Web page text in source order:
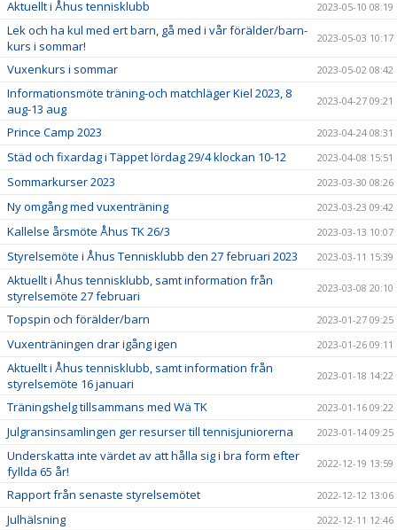
Aktuellt i Åhus tennisklubb 2023-05-10 08:19
Lek och ha kul med ert barn, gå med i vår förälder/barn-
kurs i sommar!
2023-05-03 10:17
Vuxenkurs i sommar 2023-05-02 08:42
Informationsmöte träning-och matchläger Kiel 2023, 8
aug-13 aug
2023-04-27 09:21
Prince Camp 2023 2023-04-24 08:31
Städ och fixardag i Täppet lördag 29/4 klockan 10-12 2023-04-08 15:51
Sommarkurser 2023 2023-03-30 08:26
Ny omgång med vuxenträning 2023-03-23 09:42
Kallelse årsmöte Åhus TK 26/3 2023-03-13 10:07
Styrelsemöte i Åhus Tennisklubb den 27 februari 2023 2023-03-11 15:39
Aktuellt i Åhus tennisklubb, samt information från
styrelsemöte 27 februari
2023-03-08 20:10
Topspin och förälder/barn 2023-01-27 09:25
Vuxenträningen drar igång igen 2023-01-26 09:11
Aktuellt i Åhus tennisklubb, samt information från
styrelsemöte 16 januari
2023-01-18 14:22
Träningshelg tillsammans med Wä TK 2023-01-16 09:22
Julgransinsamlingen ger resurser till tennisjuniorerna 2023-01-14 09:25
Underskatta inte värdet av att hålla sig i bra form efter
fyllda 65 år!
2022-12-19 13:59
Rapport från senaste styrelsemötet 2022-12-12 13:06
Julhälsning 2022-12-11 12:46